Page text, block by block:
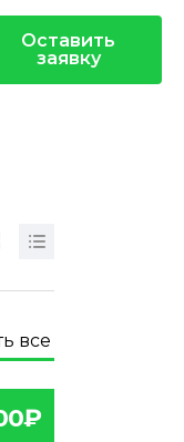
Оставить
заявку
все